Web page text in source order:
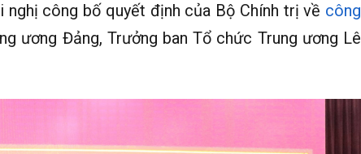
công bố quyết định của Bộ Chính trị về công
ương Đảng, Trưởng ban Tổ chức Trung ương Lê